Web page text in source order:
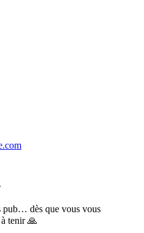
pub… dès que vous vous
tenir 🙏